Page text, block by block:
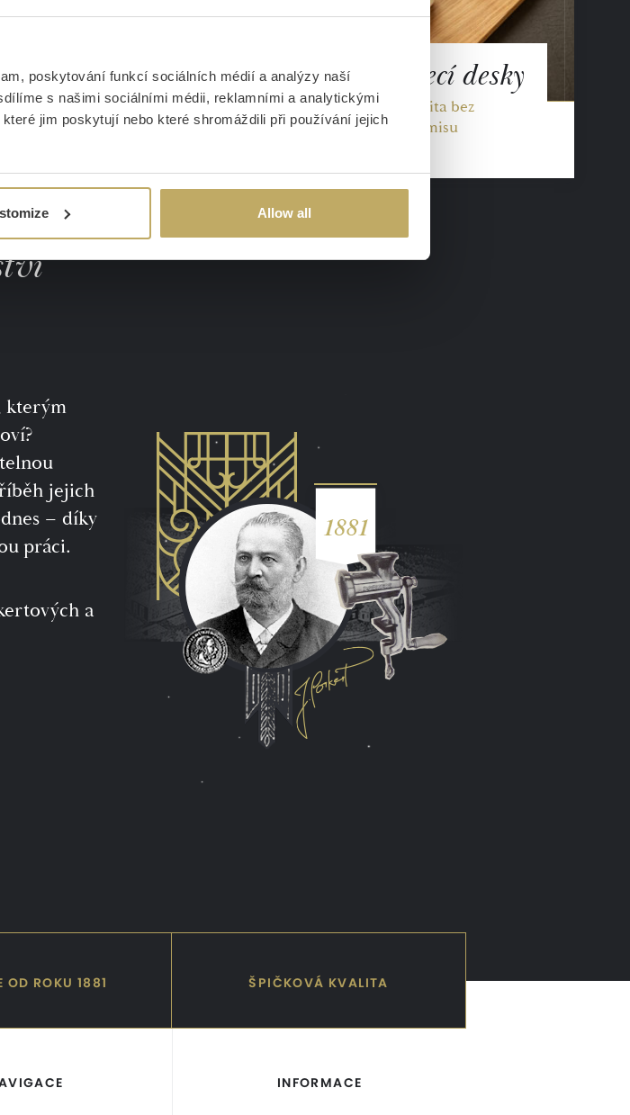
poskytování funkcí sociálních médií a analýzy naší
s našimi sociálními médii, reklamními a analytickými
jim poskytují nebo které shromáždili při používání jejich
Allow all
Příbory
Každý společný oběd
je sváteční
Krájecí desky
Originalita bez
kompromisu
kterým
jejich
– díky
práci.
a
OD ROKU 1881 ŠPIČKOVÁ KVALITA
INFORMACE